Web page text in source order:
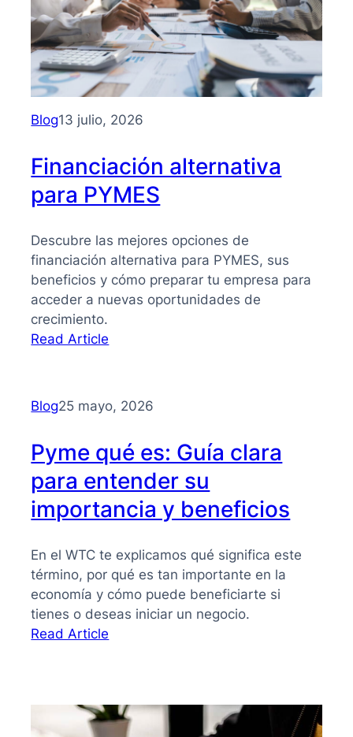
para
PYMES:
la
guía
que
necesitas
tomar
mejores
decisiones
Blog13 julio, 2026
Financiación alternativa
para PYMES
Descubre las mejores opciones de
financiación alternativa para PYMES, sus
beneficios y cómo preparar tu empresa para
acceder a nuevas oportunidades de
crecimiento.
Read Article
para
PYMES
Blog25 mayo, 2026
Pyme qué es: Guía clara
para entender su
importancia y beneficios
En el WTC te explicamos qué significa este
término, por qué es tan importante en la
economía y cómo puede beneficiarte si
tienes o deseas iniciar un negocio.
Read Article
Guía
clara